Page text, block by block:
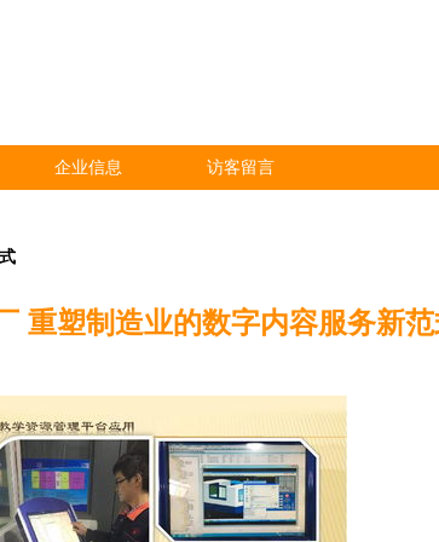
企业信息 访客留言
重塑制造业的数字内容服务新